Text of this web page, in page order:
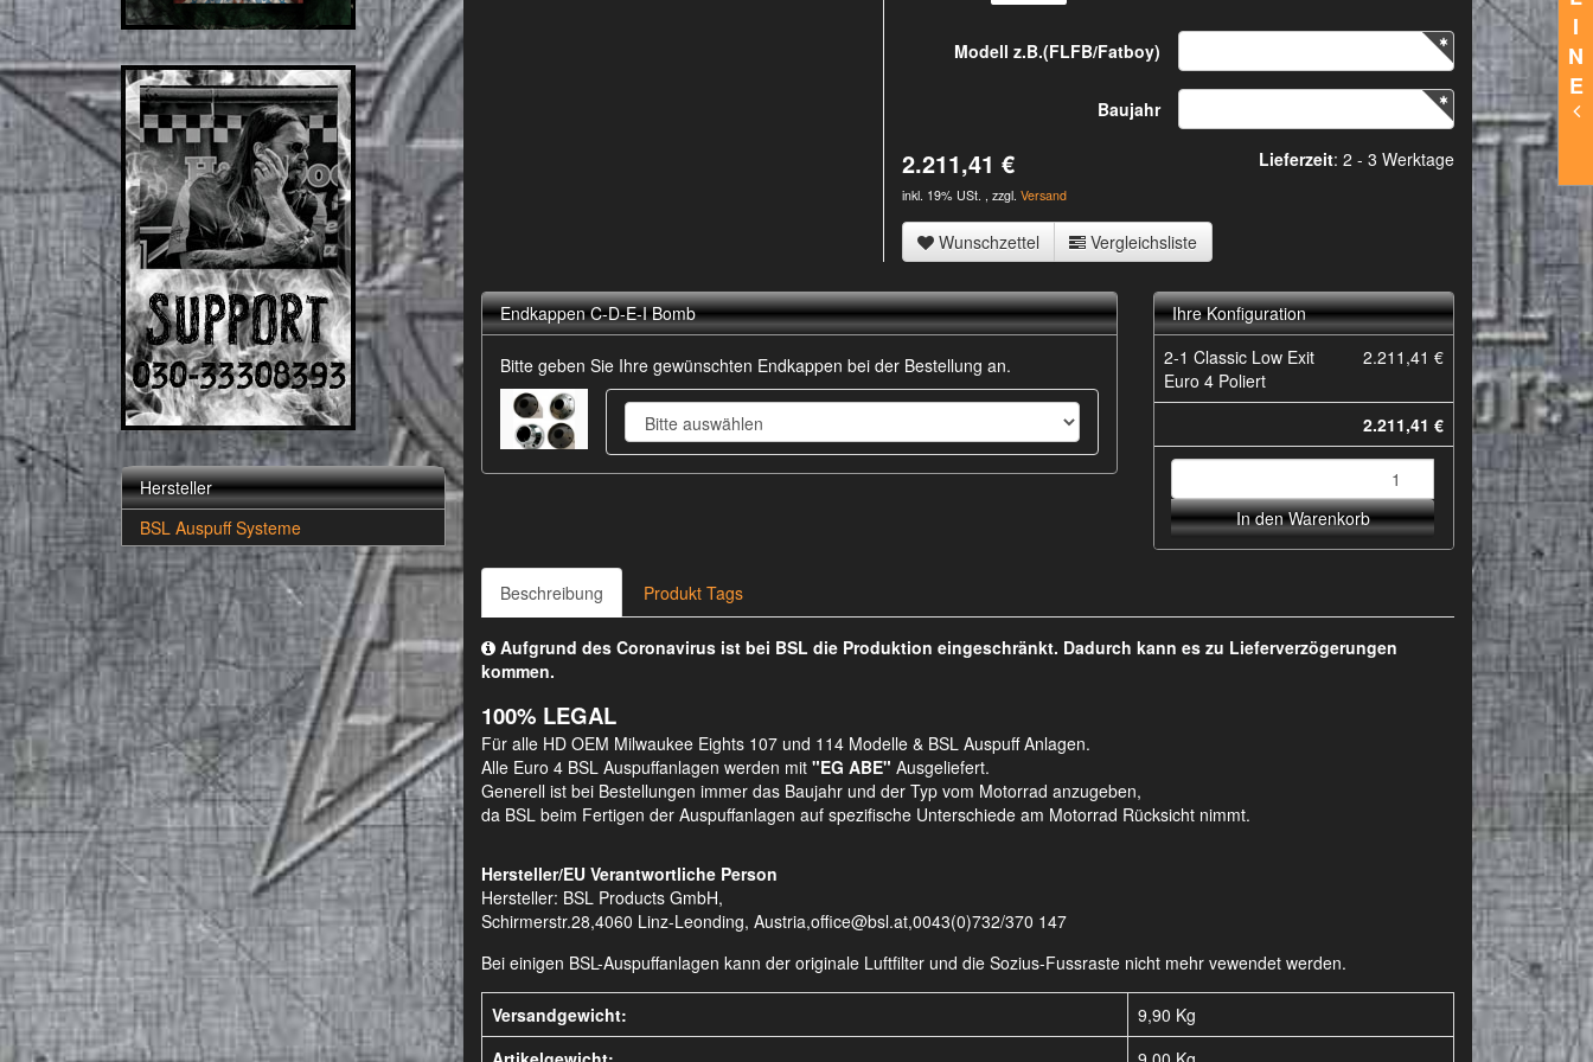
I
N
E
Modell z.B.(FLFB/Fatboy)
Baujahr
2.211,41 €
inkl. 19% USt. , zzgl.Versand
Lieferzeit: 2 - 3 Werktage
Wunschzettel Vergleichsliste
Endkappen C-D-E-I Bomb
Bitte geben Sie Ihre gewünschten Endkappen bei der Bestellung an.
Ihre Konfiguration
2-1 Classic Low Exit
Euro 4 Poliert
2.211,41 €
2.211,41 €
In den Warenkorb
Beschreibung Produkt Tags
Aufgrund des Coronavirus ist bei BSL die Produktion eingeschränkt. Dadurch kann es zu Lieferverzögerungen
kommen.
100% LEGAL
Für alle HD OEM Milwaukee Eights 107 und 114 Modelle & BSL Auspuff Anlagen.
Alle Euro 4 BSL Auspuffanlagen werden mit "EG ABE" Ausgeliefert.
Generell ist bei Bestellungen immer das Baujahr und der Typ vom Motorrad anzugeben,
da BSL beim Fertigen der Auspuffanlagen auf spezifische Unterschiede am Motorrad Rücksicht nimmt.
Hersteller/EU Verantwortliche Person
Hersteller: BSL Products GmbH,
Schirmerstr.28,4060 Linz-Leonding, Austria,office@bsl.at,0043(0)732/370 147
Bei einigen BSL-Auspuffanlagen kann der originale Luftfilter und die Sozius-Fussraste nicht mehr vewendet werden.
Versandgewicht:
9,90 Kg
Hersteller
BSL Auspuff Systeme